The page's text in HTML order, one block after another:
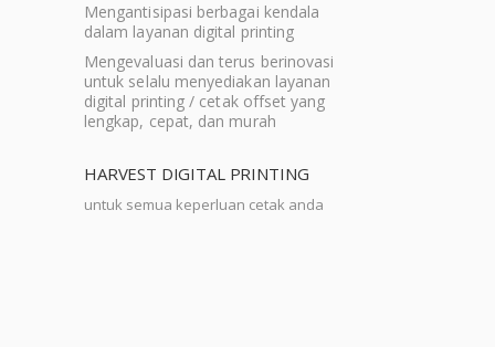
Mengantisipasi berbagai kendala
dalam layanan digital printing
Mengevaluasi dan terus berinovasi
untuk selalu menyediakan layanan
digital printing / cetak offset yang
lengkap, cepat, dan murah
HARVEST DIGITAL PRINTING
untuk semua keperluan cetak anda